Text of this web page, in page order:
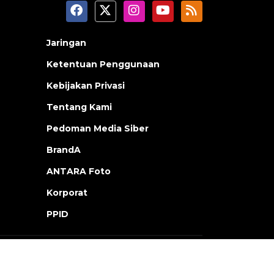
Jaringan
Ketentuan Penggunaan
Kebijakan Privasi
Tentang Kami
Pedoman Media Siber
BrandA
ANTARA Foto
Korporat
PPID